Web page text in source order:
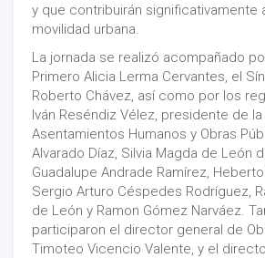
y que contribuirán significativamente
movilidad urbana.
La jornada se realizó acompañado
Primero Alicia Lerma Cervantes, el
Roberto Chávez, así como por los
Iván Reséndiz Vélez, presidente de
Asentamientos Humanos y Obras
Alvarado Díaz, Silvia Magda de León
Guadalupe Andrade Ramírez,
Sergio Arturo Céspedes Rodríguez,
de León y Ramon Gómez Narváez.
participaron el director general de
Timoteo Vicencio Valente, y el